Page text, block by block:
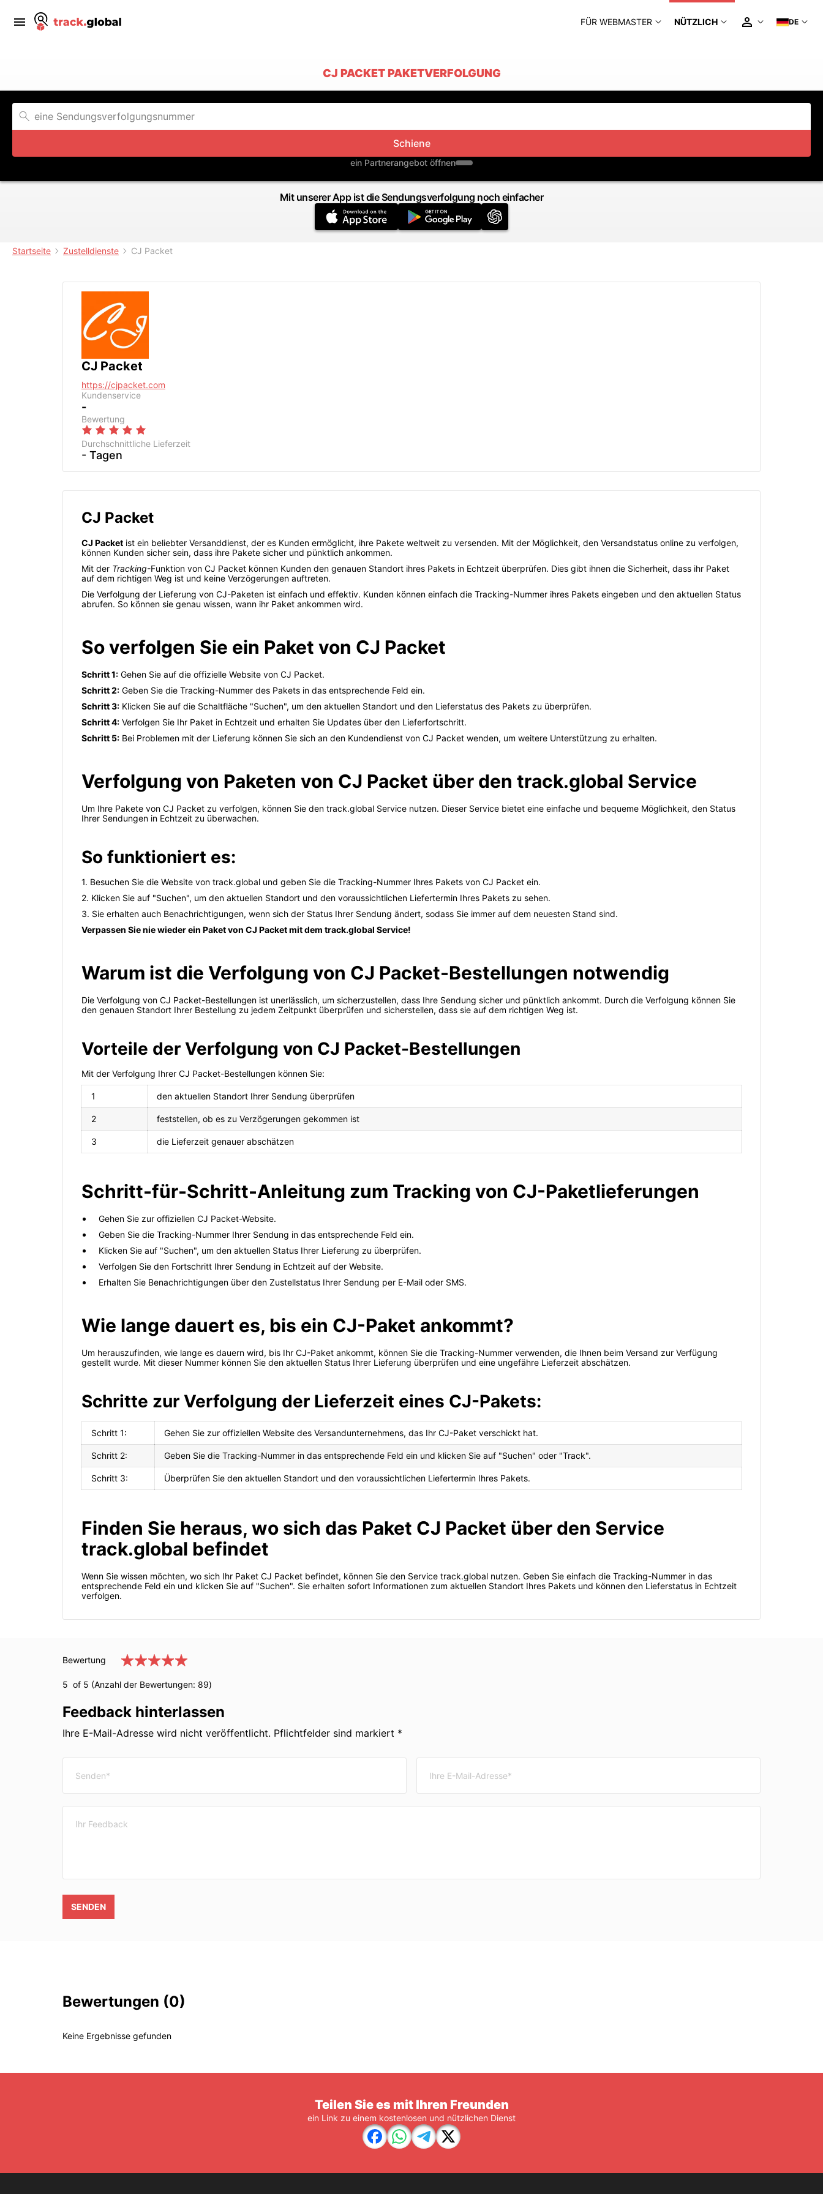
FÜR WEBMASTER NÜTZLICH DE
CJ PACKET PAKETVERFOLGUNG
Schiene
ein Partnerangebot öffnen
Mit unserer App ist die Sendungsverfolgung noch einfacher
Startseite Zustelldienste CJ Packet
CJ Packet
https://cjpacket.com
Kundenservice
-
Bewertung
Durchschnittliche Lieferzeit
- Tagen
CJ Packet
CJ Packet ist ein beliebter Versanddienst, der es Kunden ermöglicht, ihre Pakete weltweit zu versenden. Mit der Möglichkeit, den Versandstatus online zu verfolgen,
können Kunden sicher sein, dass ihre Pakete sicher und pünktlich ankommen.
Mit der Tracking-Funktion von CJ Packet können Kunden den genauen Standort ihres Pakets in Echtzeit überprüfen. Dies gibt ihnen die Sicherheit, dass ihr Paket
auf dem richtigen Weg ist und keine Verzögerungen auftreten.
Die Verfolgung der Lieferung von CJ-Paketen ist einfach und effektiv. Kunden können einfach die Tracking-Nummer ihres Pakets eingeben und den aktuellen Status
abrufen. So können sie genau wissen, wann ihr Paket ankommen wird.
So verfolgen Sie ein Paket von CJ Packet
Schritt 1: Gehen Sie auf die offizielle Website von CJ Packet.
Schritt 2: Geben Sie die Tracking-Nummer des Pakets in das entsprechende Feld ein.
Schritt 3: Klicken Sie auf die Schaltfläche "Suchen", um den aktuellen Standort und den Lieferstatus des Pakets zu überprüfen.
Schritt 4: Verfolgen Sie Ihr Paket in Echtzeit und erhalten Sie Updates über den Lieferfortschritt.
Schritt 5: Bei Problemen mit der Lieferung können Sie sich an den Kundendienst von CJ Packet wenden, um weitere Unterstützung zu erhalten.
Verfolgung von Paketen von CJ Packet über den track.global Service
Um Ihre Pakete von CJ Packet zu verfolgen, können Sie den track.global Service nutzen. Dieser Service bietet eine einfache und bequeme Möglichkeit, den Status
Ihrer Sendungen in Echtzeit zu überwachen.
So funktioniert es:
1. Besuchen Sie die Website von track.global und geben Sie die Tracking-Nummer Ihres Pakets von CJ Packet ein.
2. Klicken Sie auf "Suchen", um den aktuellen Standort und den voraussichtlichen Liefertermin Ihres Pakets zu sehen.
3. Sie erhalten auch Benachrichtigungen, wenn sich der Status Ihrer Sendung ändert, sodass Sie immer auf dem neuesten Stand sind.
Verpassen Sie nie wieder ein Paket von CJ Packet mit dem track.global Service!
Warum ist die Verfolgung von CJ Packet-Bestellungen notwendig
Die Verfolgung von CJ Packet-Bestellungen ist unerlässlich, um sicherzustellen, dass Ihre Sendung sicher und pünktlich ankommt. Durch die Verfolgung können Sie
den genauen Standort Ihrer Bestellung zu jedem Zeitpunkt überprüfen und sicherstellen, dass sie auf dem richtigen Weg ist.
Vorteile der Verfolgung von CJ Packet-Bestellungen
Mit der Verfolgung Ihrer CJ Packet-Bestellungen können Sie:
1 den aktuellen Standort Ihrer Sendung überprüfen
2 feststellen, ob es zu Verzögerungen gekommen ist
3 die Lieferzeit genauer abschätzen
Schritt-für-Schritt-Anleitung zum Tracking von CJ-Paketlieferungen
Gehen Sie zur offiziellen CJ Packet-Website.
Geben Sie die Tracking-Nummer Ihrer Sendung in das entsprechende Feld ein.
Klicken Sie auf "Suchen", um den aktuellen Status Ihrer Lieferung zu überprüfen.
Verfolgen Sie den Fortschritt Ihrer Sendung in Echtzeit auf der Website.
Erhalten Sie Benachrichtigungen über den Zustellstatus Ihrer Sendung per E-Mail oder SMS.
Wie lange dauert es, bis ein CJ-Paket ankommt?
Um herauszufinden, wie lange es dauern wird, bis Ihr CJ-Paket ankommt, können Sie die Tracking-Nummer verwenden, die Ihnen beim Versand zur Verfügung
gestellt wurde. Mit dieser Nummer können Sie den aktuellen Status Ihrer Lieferung überprüfen und eine ungefähre Lieferzeit abschätzen.
Schritte zur Verfolgung der Lieferzeit eines CJ-Pakets:
Schritt 1: Gehen Sie zur offiziellen Website des Versandunternehmens, das Ihr CJ-Paket verschickt hat.
Schritt 2: Geben Sie die Tracking-Nummer in das entsprechende Feld ein und klicken Sie auf "Suchen" oder "Track".
Schritt 3: Überprüfen Sie den aktuellen Standort und den voraussichtlichen Liefertermin Ihres Pakets.
Finden Sie heraus, wo sich das Paket CJ Packet über den Service
track.global befindet
Wenn Sie wissen möchten, wo sich Ihr Paket CJ Packet befindet, können Sie den Service track.global nutzen. Geben Sie einfach die Tracking-Nummer in das
entsprechende Feld ein und klicken Sie auf "Suchen". Sie erhalten sofort Informationen zum aktuellen Standort Ihres Pakets und können den Lieferstatus in Echtzeit
verfolgen.
Bewertung
5 of 5 (Anzahl der Bewertungen: 89)
Feedback hinterlassen
Ihre E-Mail-Adresse wird nicht veröffentlicht. Pflichtfelder sind markiert *
SENDEN
Bewertungen (0)
Keine Ergebnisse gefunden
Teilen Sie es mit Ihren Freunden
ein Link zu einem kostenlosen und nützlichen Dienst